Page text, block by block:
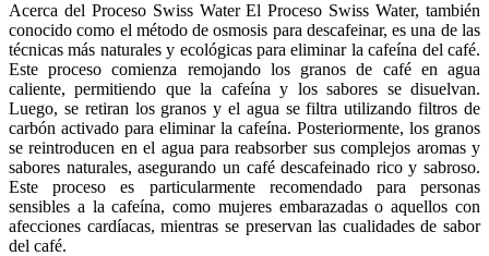
Acerca del Proceso Swiss Water El Proceso Swiss Water, también
conocido como el método de osmosis para descafeinar, es una de las
técnicas más naturales y ecológicas para eliminar la cafeína del café.
Este proceso comienza remojando los granos de café en agua
caliente, permitiendo que la cafeína y los sabores se disuelvan.
Luego, se retiran los granos y el agua se filtra utilizando filtros de
carbón activado para eliminar la cafeína. Posteriormente, los granos
se reintroducen en el agua para reabsorber sus complejos aromas y
sabores naturales, asegurando un café descafeinado rico y sabroso.
Este proceso es particularmente recomendado para personas
sensibles a la cafeína, como mujeres embarazadas o aquellos con
afecciones cardíacas, mientras se preservan las cualidades de sabor
del café.